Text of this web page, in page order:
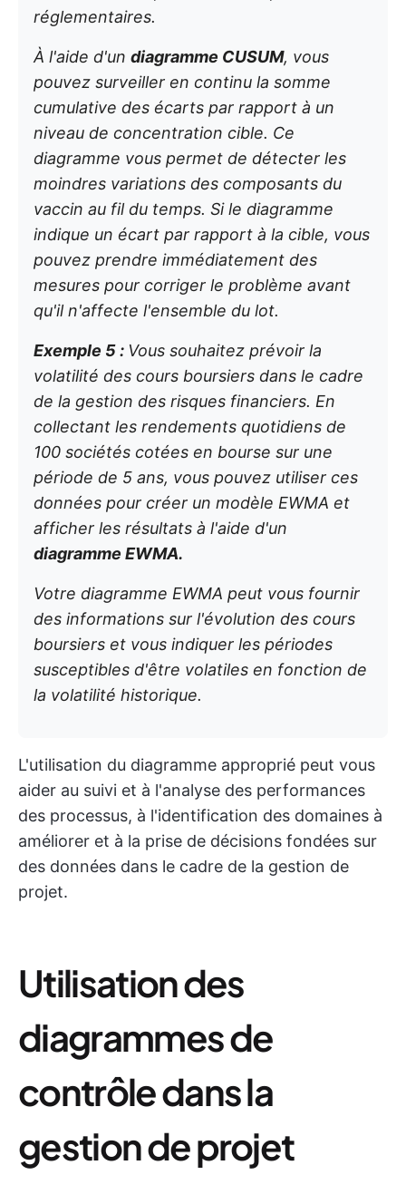
réglementaires.
À l'aide d'un diagramme CUSUM, vous
pouvez surveiller en continu la somme
cumulative des écarts par rapport à un
niveau de concentration cible. Ce
diagramme vous permet de détecter les
moindres variations des composants du
vaccin au fil du temps. Si le diagramme
indique un écart par rapport à la cible, vous
pouvez prendre immédiatement des
mesures pour corriger le problème avant
qu'il n'affecte l'ensemble du lot.
Exemple 5 : Vous souhaitez prévoir la
volatilité des cours boursiers dans le cadre
de la gestion des risques financiers. En
collectant les rendements quotidiens de
100 sociétés cotées en bourse sur une
période de 5 ans, vous pouvez utiliser ces
données pour créer un modèle EWMA et
afficher les résultats à l'aide d'un
diagramme EWMA.
Votre diagramme EWMA peut vous fournir
des informations sur l'évolution des cours
boursiers et vous indiquer les périodes
susceptibles d'être volatiles en fonction de
la volatilité historique.
L'utilisation du diagramme approprié peut vous
aider au suivi et à l'analyse des performances
des processus, à l'identification des domaines à
améliorer et à la prise de décisions fondées sur
des données dans le cadre de la gestion de
projet.
Utilisation des
diagrammes de
contrôle dans la
gestion de projet